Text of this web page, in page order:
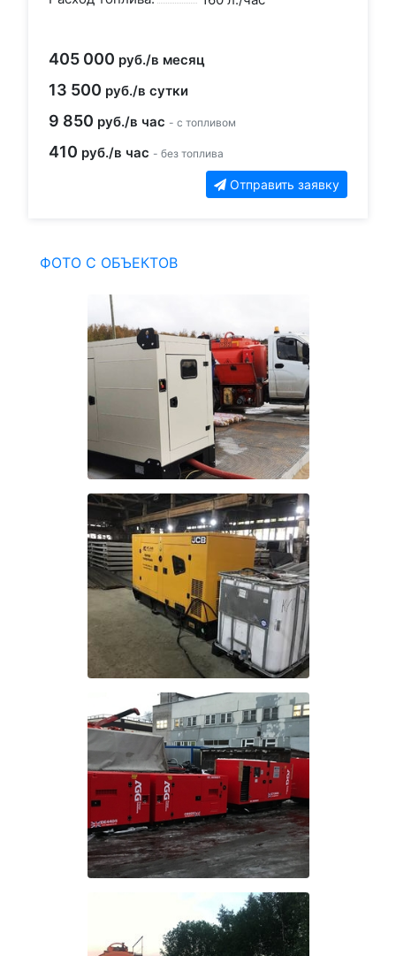
405 000 руб./в месяц
13 500 руб./в сутки
9 850 руб./в час - с топливом
410 руб./в час - без топлива
Отправить заявку
ФОТО С ОБЪЕКТОВ